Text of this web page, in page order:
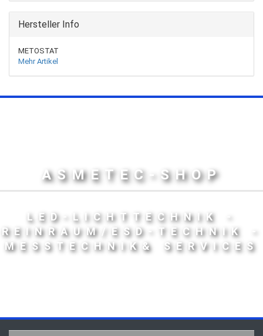
Hersteller Info
METOSTAT
Mehr Artikel
ASMETEC-SHOP
LED-LICHTTECHNIK -
REINRAUM/ESD-TECHNIK -
MESSTECHNIK& SERVICES